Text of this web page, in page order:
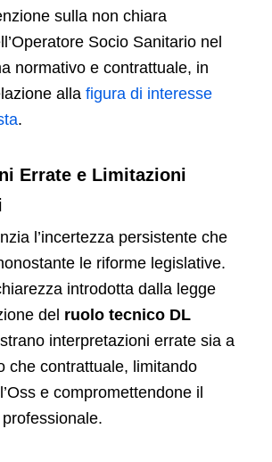
sulla non chiara
Socio Sanitario nel
normativo e contrattuale, in
alla figura di interesse
.
Errate e Limitazioni
l’incertezza persistente che
le riforme legislative.
introdotta dalla legge
del ruolo tecnico DL
interpretazioni errate sia a
che contrattuale, limitando
e compromettendone il